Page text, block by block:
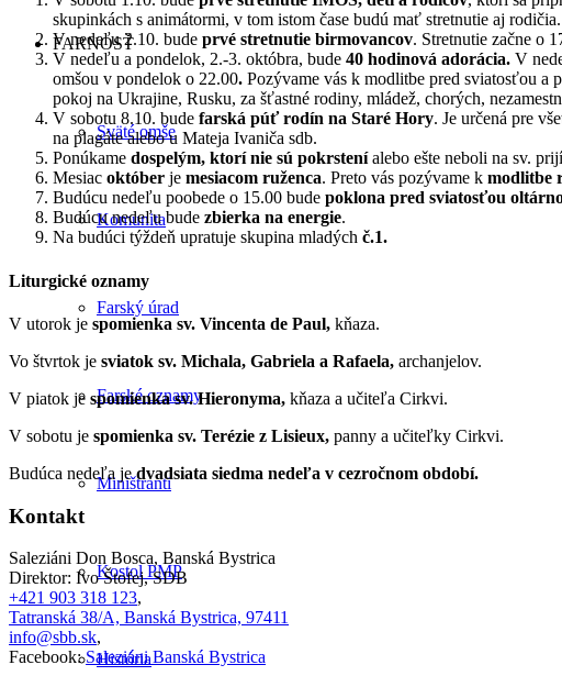
FARNOSŤ
Sväté omše
Komunita
Farský úrad
Farské oznamy
Miništranti
Kostol PMP
História
skupinkách s animátormi, v tom istom čase budú mať stretnutie aj
V nedeľu 2.10. bude prvé stretnutie birmovancov. Stretnutie začne o
V nedeľu a pondelok, 2.-3. októbra, bude 40 hodinová adorácia. V
omšou v pondelok o 22.00. Pozývame vás k modlitbe pred sviatosťou a
pokoj na Ukrajine, Rusku, za šťastné rodiny, mládež, chorých,
V sobotu 8.10. bude farská púť rodín na Staré Hory. Je určená pre
na plagáte alebo u Mateja Ivaniča sdb.
Ponúkame dospelým, ktorí nie sú pokrsteníalebo ešte neboli na sv.
Mesiac október je mesiacom ruženca. Preto vás pozývame k modlitbe
Budúcu nedeľu poobede o 15.00 bude poklona pred sviatosťou
Budúcu nedeľu bude zbierka na energie.
Na budúci týždeň upratuje skupina mladých č.1.
Liturgické oznamy
V utorok je spomienka sv. Vincenta de Paul, kňaza.
Vo štvrtok je sviatok sv. Michala, Gabriela a Rafaela, archanjelov.
V piatok je spomienka sv. Hieronyma, kňaza a učiteľa Cirkvi.
V sobotu je spomienka sv. Terézie z Lisieux, panny a učiteľky Cirkvi.
Budúca nedeľa jedvadsiata siedma nedeľa v cezročnom období.
Kontakt
Saleziáni Don Bosca, Banská Bystrica
Direktor: Ivo Štofej, SDB
+421 903 318 123,
Tatranská 38/A, Banská Bystrica, 97411
info@sbb.sk,
Facebook:Saleziáni Banská Bystrica